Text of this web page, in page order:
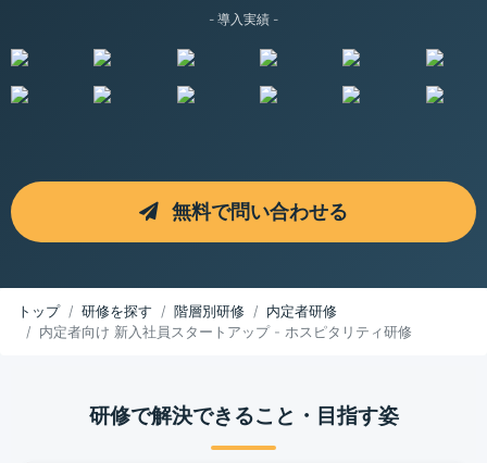
- 導入実績 -
無料で問い合わせる
トップ 研修を探す 階層別研修
内定者研修
内定者向け 新入社員スタートアップ - ホスピタリティ研修
研修で解決できること・目指す姿